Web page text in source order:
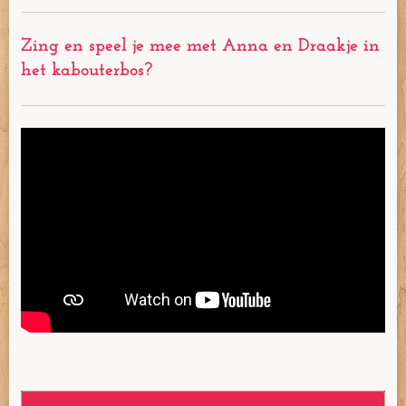
Zing en speel je mee met Anna en Draakje in
het kabouterbos?